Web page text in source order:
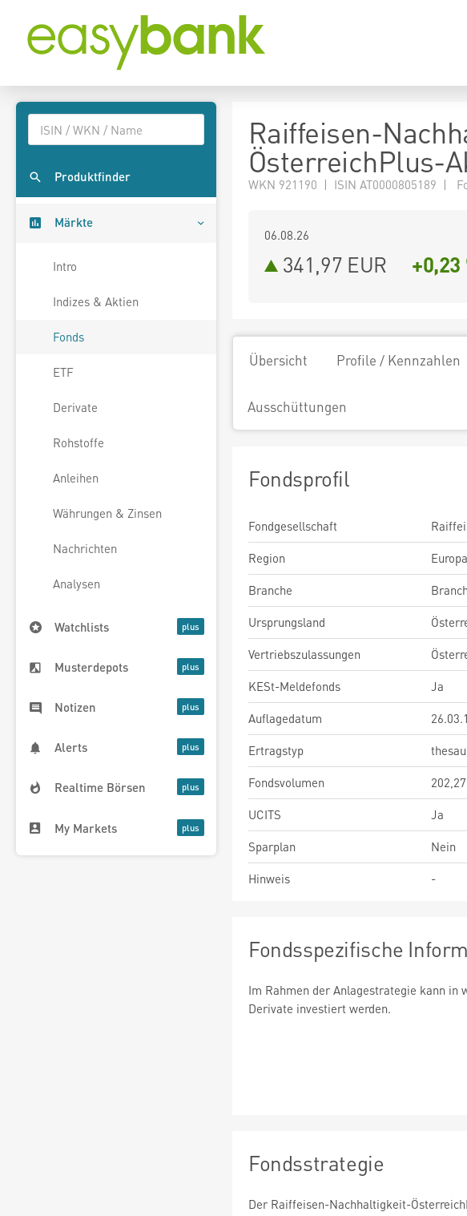
Produktfinder
Märkte
Intro
Indizes & Aktien
Fonds
ETF
Derivate
Rohstoffe
Anleihen
Währungen & Zinsen
Nachrichten
Analysen
Watchlists
Musterdepots
Notizen
Alerts
Realtime Börsen
My Markets
Raiffeisen-
ÖsterreichPlus-
WKN 921190 | ISIN AT0000805189 |
06.08.26
341,97 EUR +0,23
Übersicht Profile / Kennzahlen
Ausschüttungen
Fondsprofil
Fondgesellschaft
Region
Europa
Branche
Ursprungsland
Vertriebszulassungen
KESt-Meldefonds
Ja
Auflagedatum
Ertragstyp
Fondsvolumen
UCITS
Ja
Sparplan
Nein
Hinweis
-
Fondsspezifische
Im Rahmen der Anlagestrategie kann in
Derivate investiert werden.
Fondsstrategie
Der Raiffeisen-Nachhaltigkeit-